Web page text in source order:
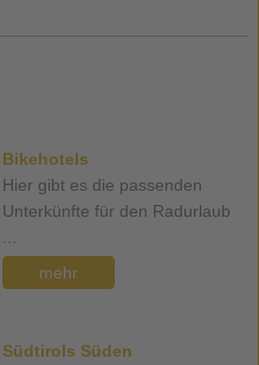
Bikehotels
Hier gibt es die passenden
Unterkünfte für den Radurlaub
mehr
Südtirols Süden